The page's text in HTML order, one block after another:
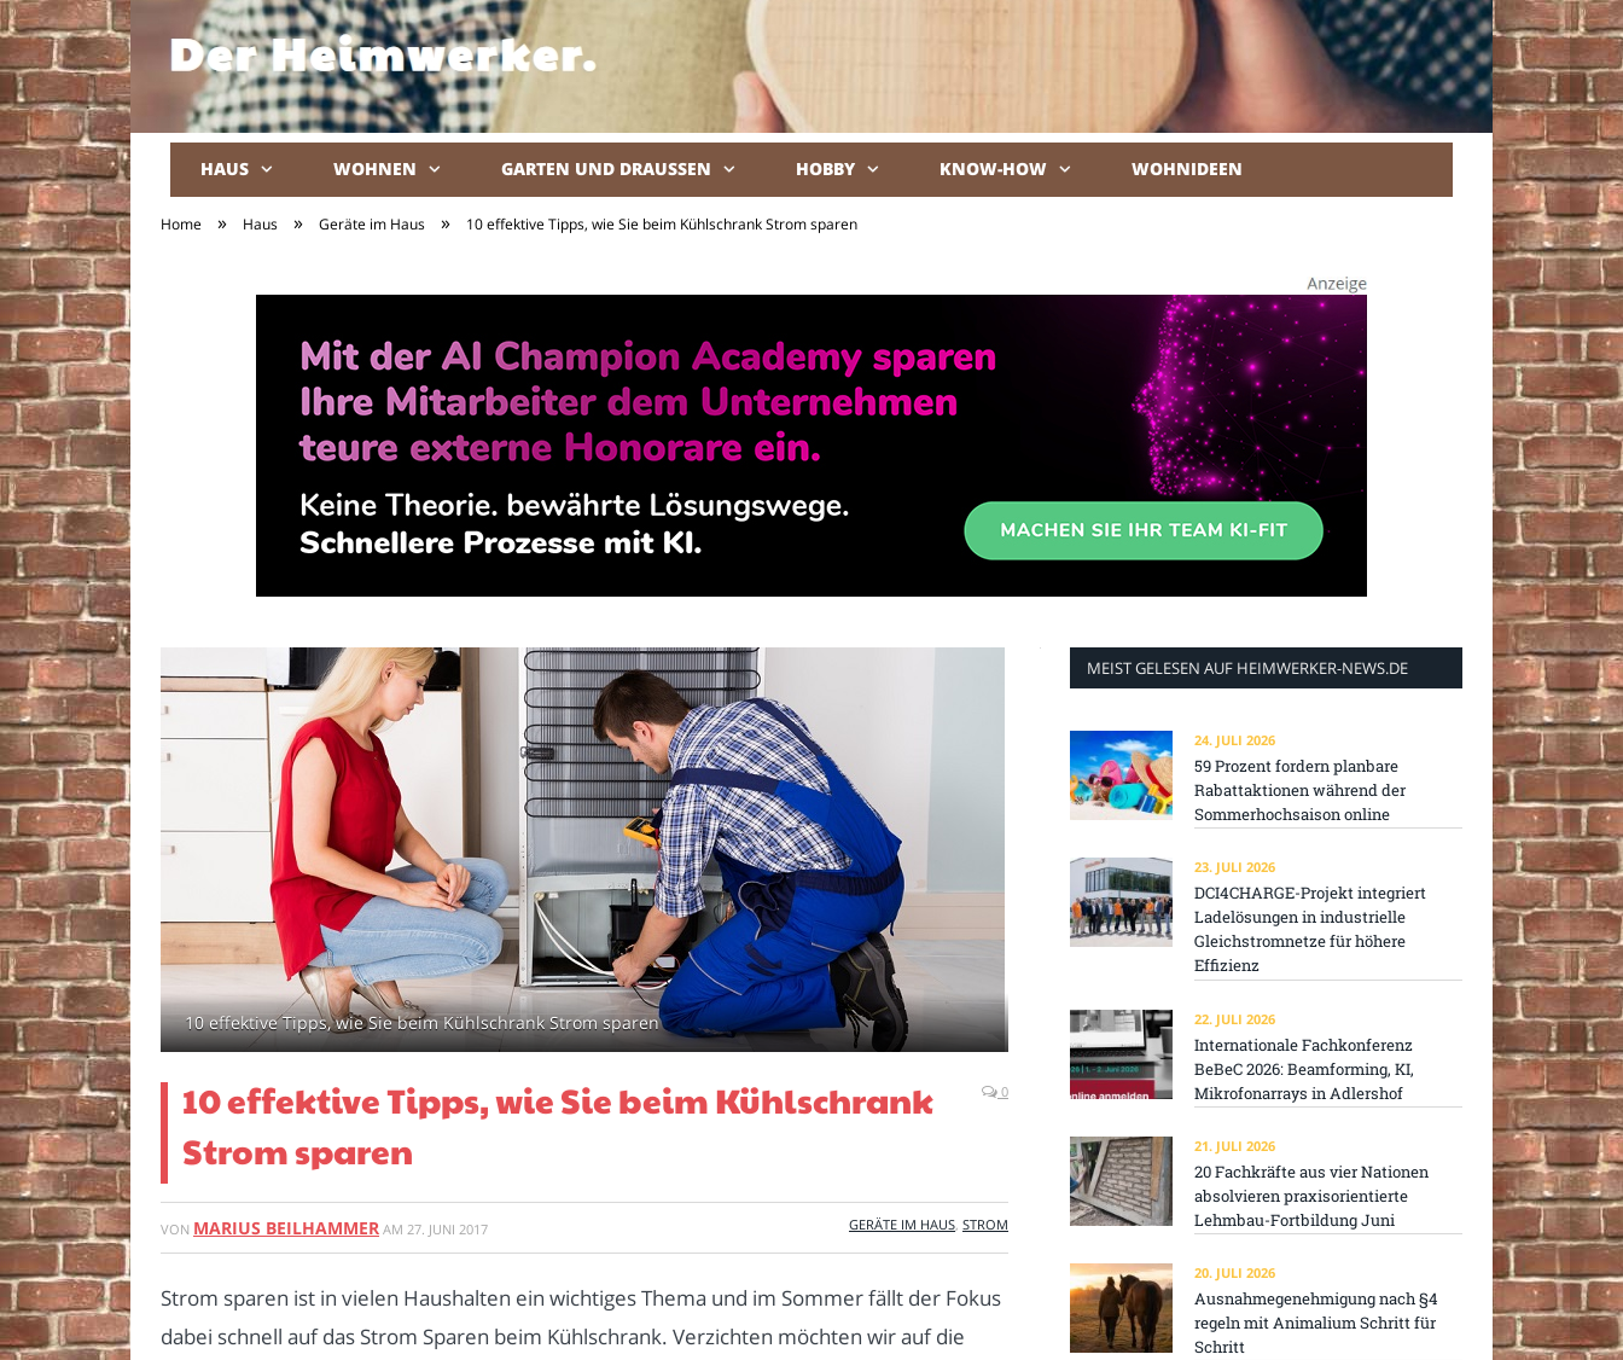
HAUS WOHNEN GARTEN UND DRAUSSEN HOBBY KNOW-HOW WOHNIDEEN
Home » Haus » Geräte im Haus » 10 effektive Tipps, wie Sie beim Kühlschrank Strom sparen
10 effektive Tipps, wie Sie beim Kühlschrank Strom sparen
10 effektive Tipps, wie Sie beim Kühlschrank
Strom sparen
0
VON MARIUS BEILHAMMER AM 27. JUNI 2017 GERÄTE IM HAUS, STROM
Strom sparen ist in vielen Haushalten ein wichtiges Thema und im Sommer fällt der Fokus
dabei schnell auf das Strom Sparen beim Kühlschrank. Verzichten möchten wir auf die
MEIST GELESEN AUF HEIMWERKER-NEWS.DE
24. JULI 2026
59 Prozent fordern planbare
Rabattaktionen während der
Sommerhochsaison online
23. JULI 2026
DCI4CHARGE-Projekt integriert
Ladelösungen in industrielle
Gleichstromnetze für höhere
Effizienz
22. JULI 2026
Internationale Fachkonferenz
BeBeC 2026: Beamforming, KI,
Mikrofonarrays in Adlershof
21. JULI 2026
20 Fachkräfte aus vier Nationen
absolvieren praxisorientierte
Lehmbau-Fortbildung Juni
20. JULI 2026
Ausnahmegenehmigung nach §4
regeln mit Animalium Schritt für
Schritt